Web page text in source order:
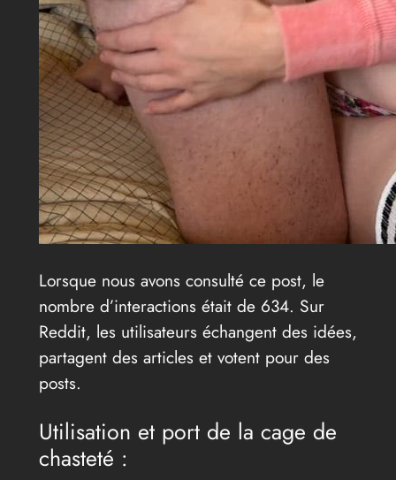
Lorsque nous avons consulté ce post, le
nombre d’interactions était de 634. Sur
Reddit, les utilisateurs échangent des idées,
partagent des articles et votent pour des
posts.
Utilisation et port de la cage de
chasteté :